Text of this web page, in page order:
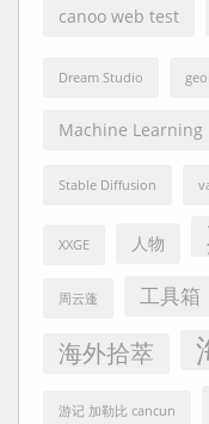
canoo web test
Dream Studio
Machine Learning
Stable Diffusion
XXGE 人物
周云蓬 工具箱
海外拾萃
游记 加勒比 cancun